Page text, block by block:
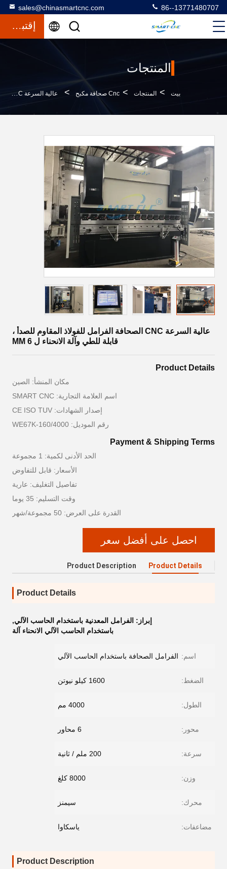
sales@chinasmartcnc.com 86--13771480707
إقتباس
المنتجات
بيت > المنتجات > Cnc صحافة مكبح > عالية السرعة CNC الصحافة الفرامل للفولاذ المقاوم للصدأ ، قابلة للطي وآلة الانحناء ل 6 MM
عالية السرعة CNC الصحافة الفرامل للفولاذ المقاوم للصدأ ،
قابلة للطي وآلة الانحناء ل 6 MM
Product Details
مكان المنشأ: الصين
اسم العلامة التجارية: SMART CNC
إصدار الشهادات: CE ISO TUV
رقم الموديل: WE67K-160/4000
Payment & Shipping Terms
الحد الأدنى لكمية: 1 مجموعة
الأسعار: قابل للتفاوض
تفاصيل التغليف: عارية
وقت التسليم: 35 يوما
القدرة على العرض: 50 مجموعة/شهر
احصل على أفضل سعر
Product Details
Product Description
Product Details
إبراز: الفرامل المعدنية باستخدام الحاسب الآلي,
باستخدام الحاسب الآلي الانحناء آلة
اسم: الفرامل الصحافة باستخدام الحاسب الآلي
الضغط: 1600 كيلو نيوتن
الطول: 4000 مم
محور: 6 محاور
سرعة: 200 ملم / ثانية
وزن: 8000 كلغ
محرك: سيمنز
مضاعفات: ياسكاوا
Product Description